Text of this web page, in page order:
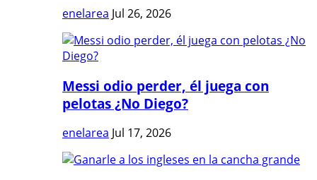
enelarea Jul 26, 2026
Messi odio perder, él juega con
pelotas ¿No Diego?
enelarea Jul 17, 2026